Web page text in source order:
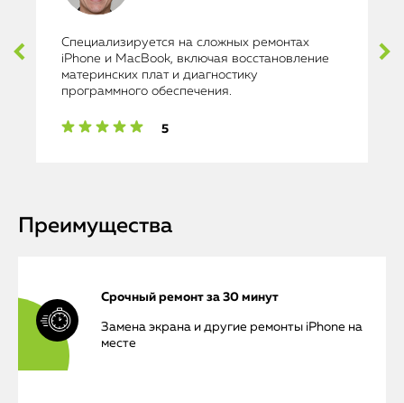
Специализируется на сложных ремонтах
iPhone и MacBook, включая восстановление
материнских плат и диагностику
программного обеспечения.
5
Преимущества
Срочный ремонт за 30 минут
Замена экрана и другие ремонты iPhone на
месте